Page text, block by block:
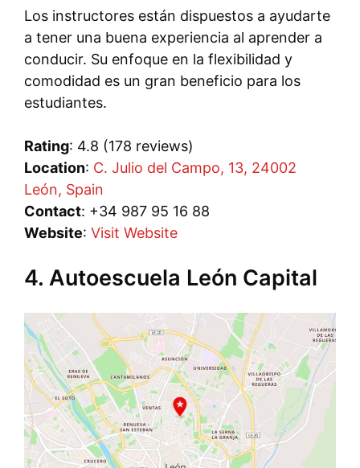
Los instructores están dispuestos a ayudarte
a tener una buena experiencia al aprender a
conducir. Su enfoque en la flexibilidad y
comodidad es un gran beneficio para los
estudiantes.
Rating: 4.8 (178 reviews)
Location: C. Julio del Campo, 13, 24002
León, Spain
Contact: +34 987 95 16 88
Website: Visit Website
4. Autoescuela León Capital